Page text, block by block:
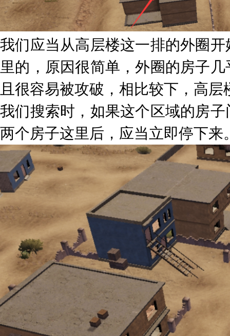
我们应当从高层楼这一排的外圈
里的，原因很简单，外圈的房子
且很容易被攻破，相比较下，高
我们搜索时，如果这个区域的房
两个房子这里后，应当立即停下来